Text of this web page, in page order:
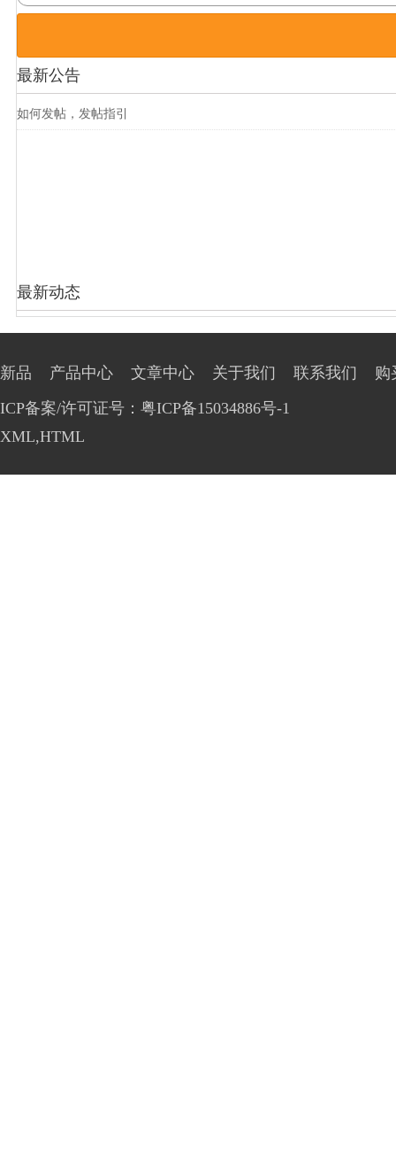
最新公告
如何发帖，发帖指引
最新动态
新品 产品中心 文章中心 关于我们 联系我们
购
ICP备案/许可证号：粤ICP备15034886号-1
XML,HTML